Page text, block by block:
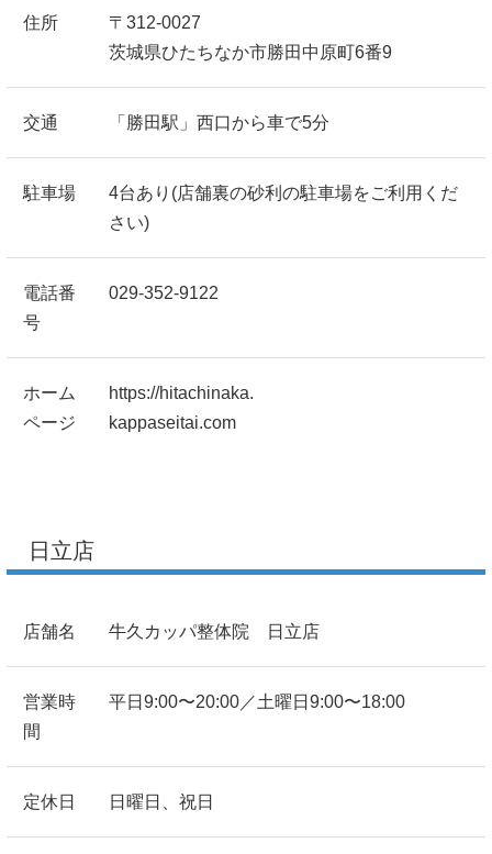
住所
〒312-0027
茨城県ひたちなか市勝田中原町6番9
交通 「勝田駅」西口から車で5分
駐車場
4台あり(店舗裏の砂利の駐車場をご利用くだ
さい)
電話番
号
029-352-9122
ホーム
ページ
https://hitachinaka.
kappaseitai.com
日立店
店舗名 牛久カッパ整体院 日立店
営業時
間
平日9:00〜20:00／土曜日9:00〜18:00
定休日 日曜日、祝日